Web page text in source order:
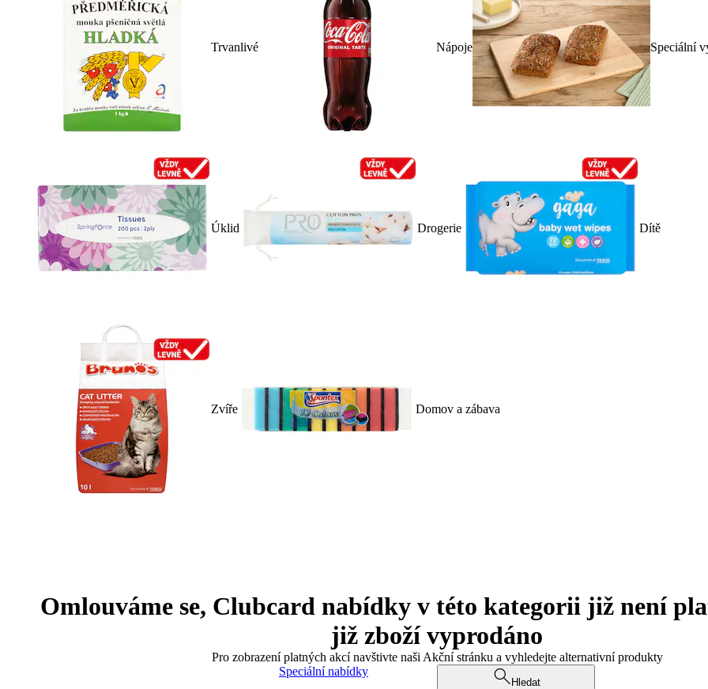
Trvanlivé Nápoje Speciální
Úklid Drogerie Dítě
Zvíře Domov a zábava
Omlouváme se, Clubcard nabídky v této kategorii již není
již zboží vyprodáno
Pro zobrazení platných akcí navštivte naši Akční stránku a vyhledejte alternativní produkty
Speciální nabídky
Hledat